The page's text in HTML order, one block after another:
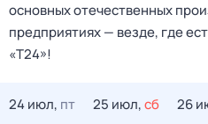
основных отечественных
предприятиях — везде, где
«Т24»!
24 июл, пт 25 июл,сб 26